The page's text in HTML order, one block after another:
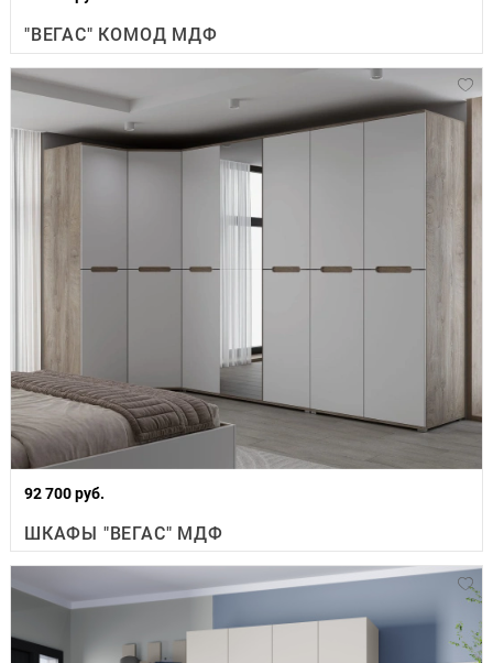
"ВЕГАС" КОМОД МДФ
92 700 руб.
ШКАФЫ "ВЕГАС" МДФ